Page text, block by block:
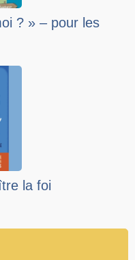
? » – pour les
la foi